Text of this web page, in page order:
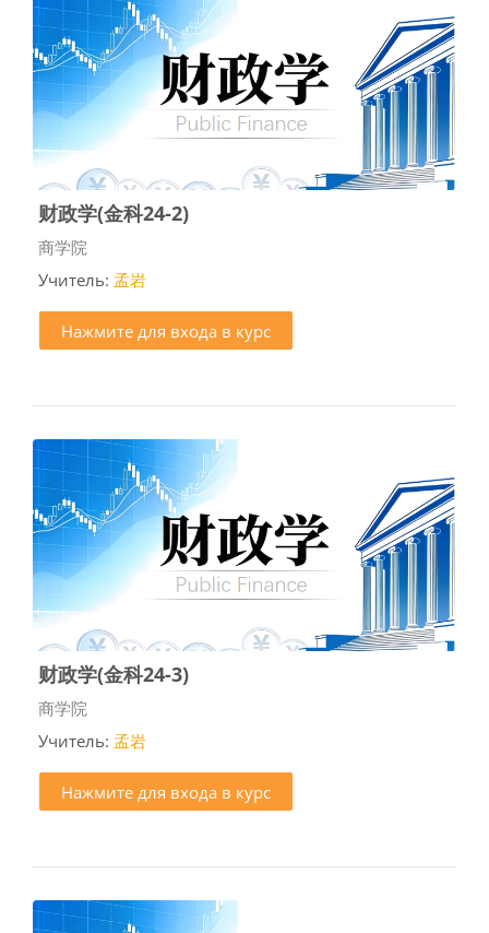
财政学(金科24-2)
Категория курса
商学院
Учитель: 孟岩
Нажмите для входа в курс
财政学(金科24-3)
Категория курса
商学院
Учитель: 孟岩
Нажмите для входа в курс